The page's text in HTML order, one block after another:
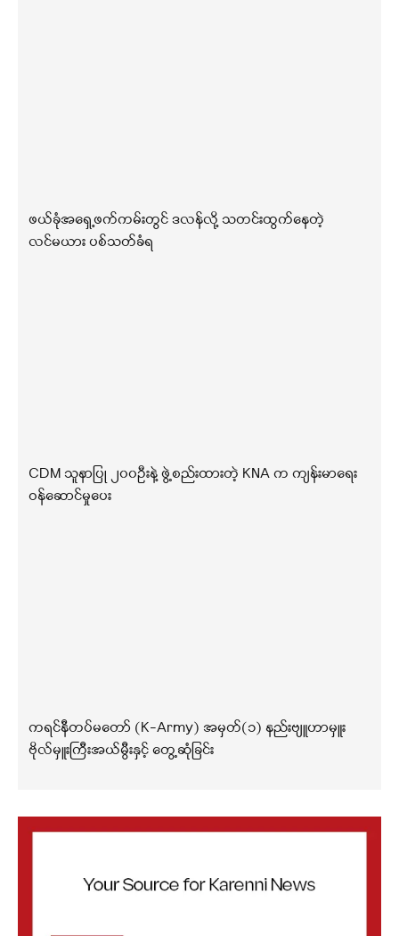
ဖယ်ခုံအရှေ့ဖက်ကမ်းတွင် ဒလန်လို့ သတင်းထွက်နေတဲ့
လင်မယား ပစ်သတ်ခံရ
CDM သူနာပြု ၂၀၀ဦးနဲ့ ဖွဲ့စည်းထားတဲ့ KNA က ကျန်းမာရေး
ဝန်ဆောင်မှုပေး
ကရင်နီတပ်မတော် (K-Army) အမှတ်(၁) နည်းဗျူဟာမှူး
ဗိုလ်မှူးကြီးအယ်မွီးနှင့် တွေ့ဆုံခြင်း